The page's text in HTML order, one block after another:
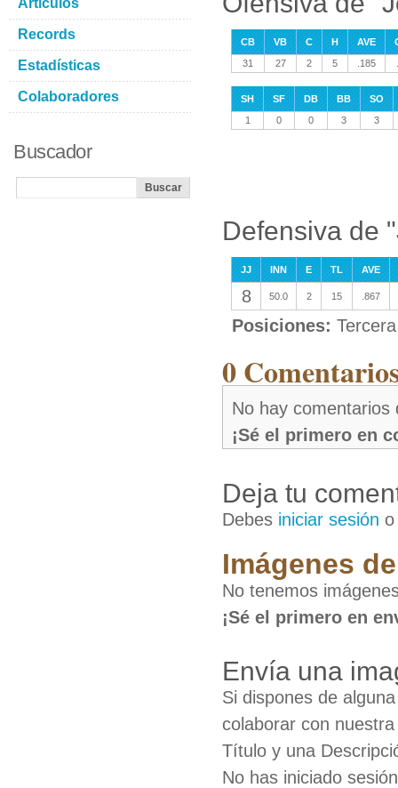
CB VB C H AVE
31
27 2 5 .185
SH SF DB BB
SO
1
0 0 3 3
Defensiva de
JJ INN E TL AVE
8 50.0 2 15 .867
Posiciones:
0
No hay comentarios
¡Sé el primero en
Deja tu
Debes iniciar sesión
Imágenes
No tenemos
¡Sé el primero en
Envía una
Si dispones de
colaborar con
Título y una
No has iniciado
Artículos
Records
Estadísticas
Colaboradores
Buscador